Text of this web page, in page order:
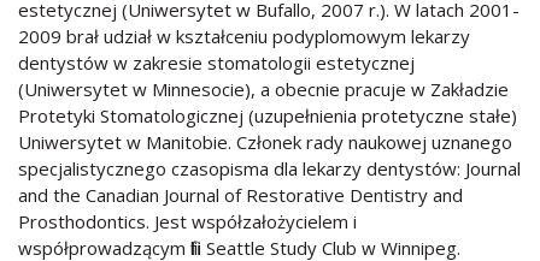
estetycznej (Uniwersytet w Bufallo, 2007 r.). W latach 2001-
2009 brał udział w kształceniu podyplomowym lekarzy
dentystów w zakresie stomatologii estetycznej
(Uniwersytet w Minnesocie), a obecnie pracuje w Zakładzie
Protetyki Stomatologicznej (uzupełnienia protetyczne stałe)
Uniwersytet w Manitobie. Członek rady naukowej uznanego
specjalistycznego czasopisma dla lekarzy dentystów: Journal
and the Canadian Journal of Restorative Dentistry and
Prosthodontics. Jest współzałożycielem i
współprowadzącym filii Seattle Study Club w Winnipeg.